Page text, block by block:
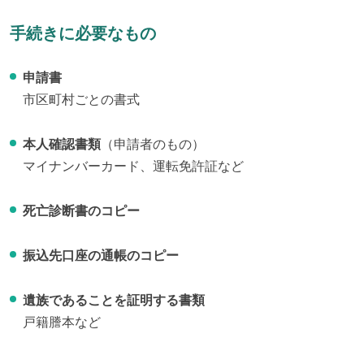
手続きに必要なもの
申請書
市区町村ごとの書式
本人確認書類 （申請者のもの）
マイナンバーカード、運転免許証など
死亡診断書のコピー
振込先口座の通帳のコピー
遺族であることを証明する書類
戸籍謄本など